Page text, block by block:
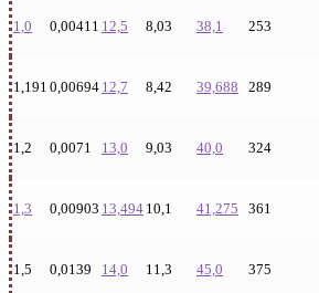
1,0 0,00411 12,5 8,03 38,1 253
1,191 0,00694 12,7 8,42 39,688 289
1,2 0,0071 13,0 9,03 40,0 324
1,3 0,00903 13,494 10,1 41,275 361
1,5 0,0139 14,0 11,3 45,0 375